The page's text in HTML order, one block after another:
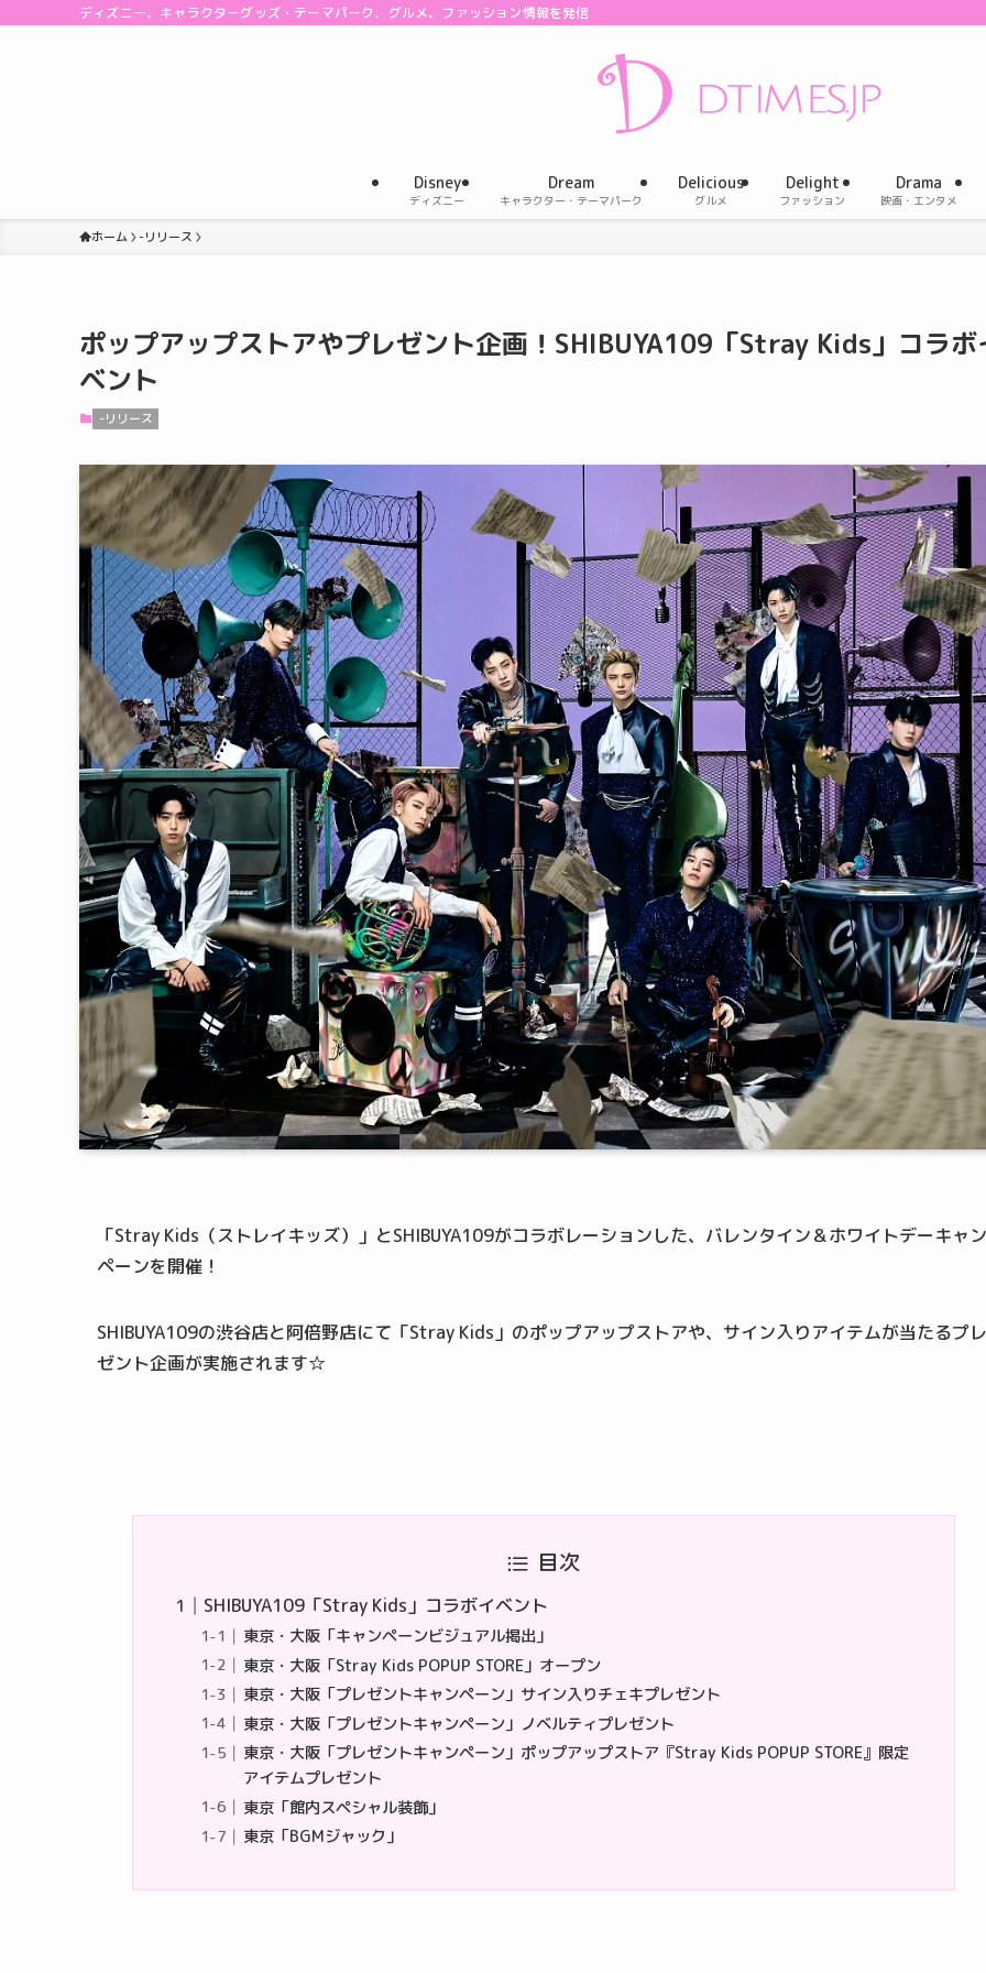
ディズニー、キャラクターグッズ・テーマパーク、グルメ、ファッション情報を発信
Disney
ディズニー
Dream
キャラクター・テーマパーク
Delicious
グルメ
Delight
ファッション
Drama
映画・エンタメ
ホーム -リリース
ポップアップストアやプレゼント企画！SHIBUYA109「Stray Kids」コラボ
ベント
-リリース
「Stray Kids（ストレイキッズ）」とSHIBUYA109がコラボレーションした、バレンタイン＆ホワイトデーキャン
ペーンを開催！
SHIBUYA109の渋谷店と阿倍野店にて「Stray Kids」のポップアップストアや、サイン入りアイテムが当たるプレ
ゼント企画が実施されます☆
目次
SHIBUYA109「Stray Kids」コラボイベント
東京・大阪「キャンペーンビジュアル掲出」
東京・大阪「Stray Kids POPUP STORE」オープン
東京・大阪「プレゼントキャンペーン」サイン入りチェキプレゼント
東京・大阪「プレゼントキャンペーン」ノベルティプレゼント
東京・大阪「プレゼントキャンペーン」ポップアップストア『Stray Kids POPUP STORE』限定
アイテムプレゼント
東京「館内スペシャル装飾」
東京「BGMジャック」